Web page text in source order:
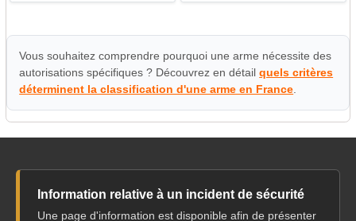
Vous souhaitez comprendre pourquoi une arme nécessite des
autorisations spécifiques ? Découvrez en détailquels critères
déterminent la classification d'une arme en France
Information relative à un incident de sécurité
Une page d'information est disponible afin de présenter